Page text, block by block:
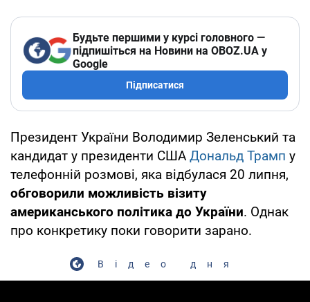
Будьте першими у курсі головного —
підпишіться на Новини на OBOZ.UA у
Google
Підписатися
Президент України Володимир Зеленський та
кандидат у президенти США Дональд Трамп у
телефонній розмові, яка відбулася 20 липня,
обговорили можливість візиту
американського політика до України. Однак
про конкретику поки говорити зарано.
Відео дня